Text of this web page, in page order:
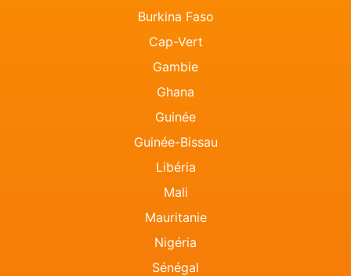
Burkina Faso
Cap-Vert
Gambie
Ghana
Guinée
Guinée-Bissau
Libéria
Mali
Mauritanie
Nigéria
Sénégal